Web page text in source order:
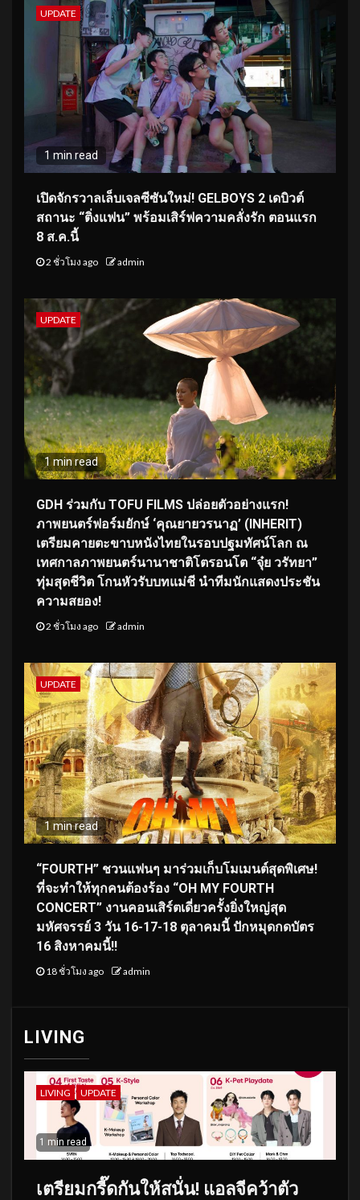
UPDATE
1 min read
เปิดจักรวาลเล็บเจลซีซันใหม่! GELBOYS 2 เดบิวต์
สถานะ “ติ่งแฟน” พร้อมเสิร์ฟความคลั่งรัก ตอนแรก
8 ส.ค.นี้
2 ชั่วโมง ago admin
UPDATE
1 min read
GDH ร่วมกับ TOFU FILMS ปล่อยตัวอย่างแรก!
ภาพยนตร์ฟอร์มยักษ์ ‘คุณยายวรนาฏ’ (INHERIT)
เตรียมคายตะขาบหนังไทยในรอบปฐมทัศน์โลก ณ
เทศกาลภาพยนตร์นานาชาติโตรอนโต “จุ๋ย วรัทยา”
ทุ่มสุดชีวิต โกนหัวรับบทแม่ชี นำทีมนักแสดงประชัน
ความสยอง!
2 ชั่วโมง ago admin
UPDATE
1 min read
“FOURTH” ชวนแฟนๆ มาร่วมเก็บโมเมนต์สุดพิเศษ!
ที่จะทำให้ทุกคนต้องร้อง “OH MY FOURTH
CONCERT” งานคอนเสิร์ตเดี่ยวครั้งยิ่งใหญ่สุด
มหัศจรรย์ 3 วัน 16-17-18 ตุลาคมนี้ ปักหมุดกดบัตร
16 สิงหาคมนี้!!
18 ชั่วโมง ago admin
LIVING
LIVING UPDATE
1 min read
เตรียมกรี๊ดกันให้สนั่น! แอลจีคว้าตัว